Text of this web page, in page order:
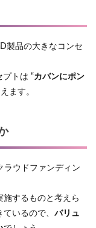
製品の大きなコンセ
プトは “カバンにポン
ます。
ラウドファンディン
施するものと考えら
いるので、 バリュ